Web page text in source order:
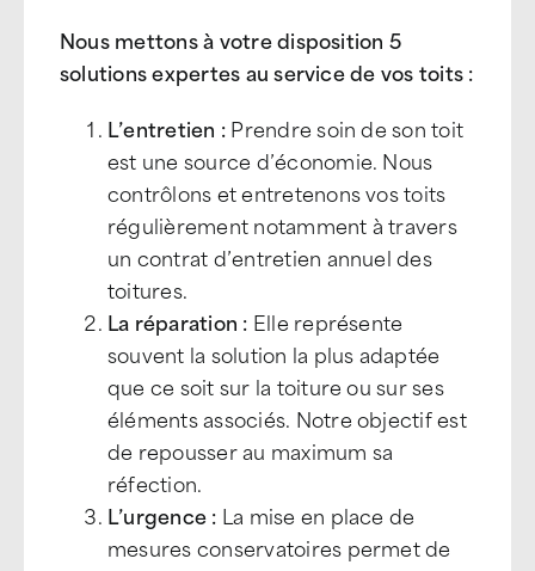
Nous mettons à votre disposition 5
solutions expertes au service de vos toits :
L’entretien :Prendre soin de son toit
est une source d’économie. Nous
contrôlons et entretenons vos toits
régulièrement notamment à travers
un contrat d’entretien annuel des
toitures.
La réparation : Elle représente
souvent la solution la plus adaptée
que ce soit sur la toiture ou sur ses
éléments associés. Notre objectif est
de repousser au maximum sa
réfection.
L’urgence : La mise en place de
mesures conservatoires permet de